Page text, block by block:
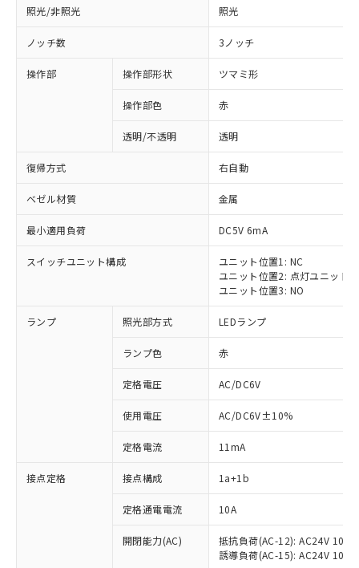
照光/非照光 照光
ノッチ数 3ノッチ
操作部 操作部形状 ツマミ形
操作部色 赤
透明/不透明 透明
復帰方式 右自動
ベゼル材質 金属
最小適用負荷 DC5V 6mA
スイッチユニット構成
ユニット位置1: NC
ユニット位置2: 点灯ユニット
ユニット位置3: NO
ランプ 照光部方式 LEDランプ
ランプ色 赤
定格電圧 AC/DC6V
使用電圧 AC/DC6V±10%
定格電流 11mA
接点定格 接点構成 1a+1b
定格通電電流 10A
開閉能力(AC)
抵抗負荷(AC-12): AC24V 10A/
誘導負荷(AC-15): AC24V
ご利用条件
ご利用ください。
非含有に対応した製品が提供可能な商品で
有に対応した製品に切り替える予定のある
対応予定なし：EU RoHS指令（10物質）の
非含有に非対応の商品で、対応品を出す予
定はありません。
調査・確認中：EU RoHS指令（10物質）の